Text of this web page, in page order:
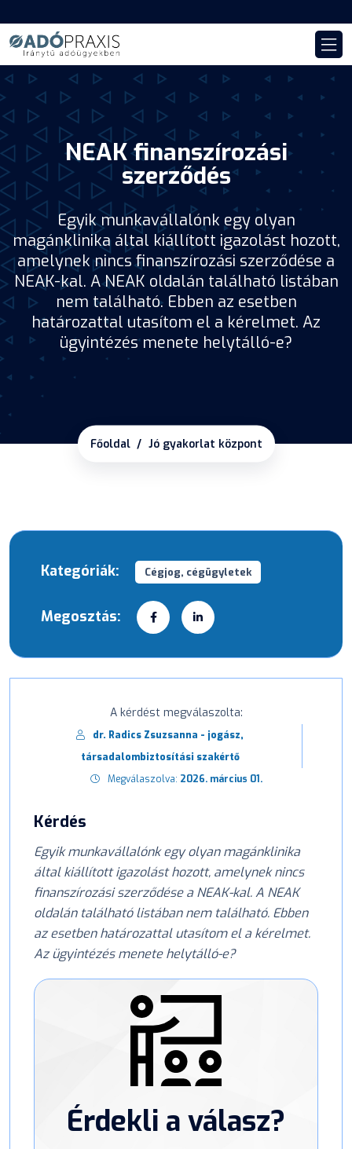
NEAK finanszírozási
szerződés
Egyik munkavállalónk egy olyan
magánklinika által kiállított igazolást hozott,
amelynek nincs finanszírozási szerződése a
NEAK-kal. A NEAK oldalán található listában
nem található. Ebben az esetben
határozattal utasítom el a kérelmet. Az
ügyintézés menete helytálló-e?
Főoldal Jó gyakorlat központ
Kategóriák: Cégjog, cégügyletek
Megosztás:
A kérdést megválaszolta:
dr. Radics Zsuzsanna - jogász,
társadalombiztosítási szakértő
Megválaszolva: 2026. március 01.
Kérdés
Egyik munkavállalónk egy olyan magánklinika
által kiállított igazolást hozott, amelynek nincs
finanszírozási szerződése a NEAK-kal. A NEAK
oldalán található listában nem található. Ebben
az esetben határozattal utasítom el a kérelmet.
Az ügyintézés menete helytálló-e?
Érdekli a válasz?